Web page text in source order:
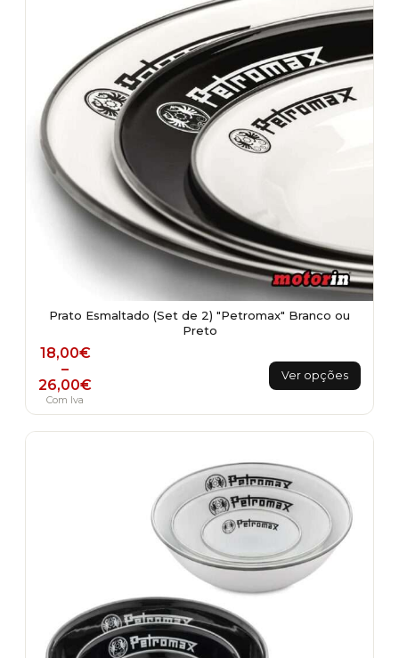
may
be
chosen
on
the
product
page
Prato Esmaltado (Set de 2) "Petromax" Branco ou
Preto
18,00€
–
26,00€
Price range: 18,00€ through 26,00€
Com Iva
Ver opções
This
product
multiple
variants.
options
may
be
chosen
the
product
page